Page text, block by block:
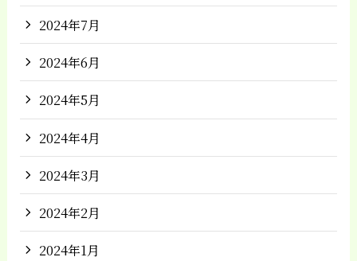
2024年7月
2024年6月
2024年5月
2024年4月
2024年3月
2024年2月
2024年1月